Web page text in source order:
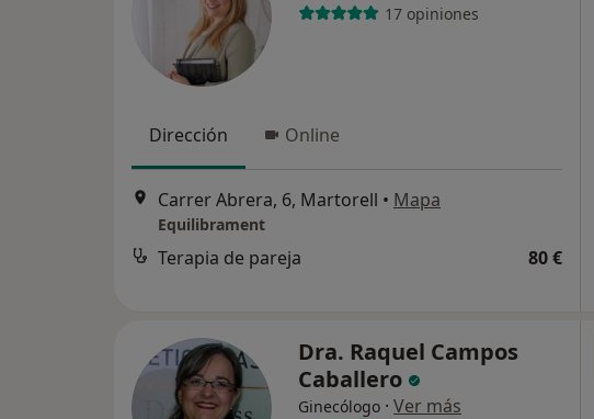
17 opiniones
Dirección Online
Carrer Abrera, 6, Martorell • Mapa
Equilibrament
Terapia de pareja 80 €
Dra. Raquel Campos
Caballero
Ginecólogo · Ver más